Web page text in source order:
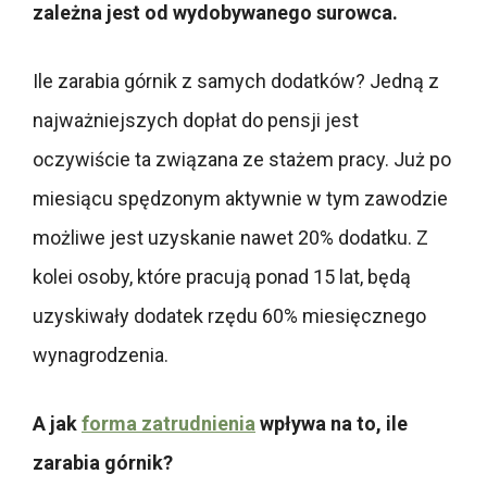
zależna jest od wydobywanego surowca.
Ile zarabia górnik z samych dodatków? Jedną z
najważniejszych dopłat do pensji jest
oczywiście ta związana ze stażem pracy. Już po
miesiącu spędzonym aktywnie w tym zawodzie
możliwe jest uzyskanie nawet 20% dodatku. Z
kolei osoby, które pracują ponad 15 lat, będą
uzyskiwały dodatek rzędu 60% miesięcznego
wynagrodzenia.
A jakforma zatrudnieniawpływa na to, ile
zarabia górnik?